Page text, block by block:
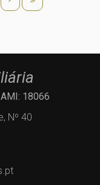
AMI: 18066
Nº 40